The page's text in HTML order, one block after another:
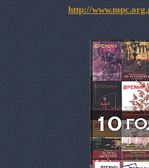
http://